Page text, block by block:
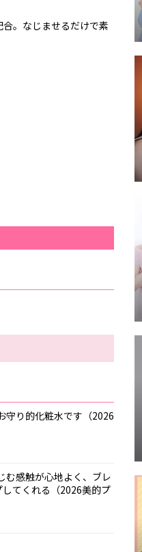
。なじませるだけで素
守り的化粧水です（2026
む感触が心地よく、ブレ
てくれる（2026美的プ